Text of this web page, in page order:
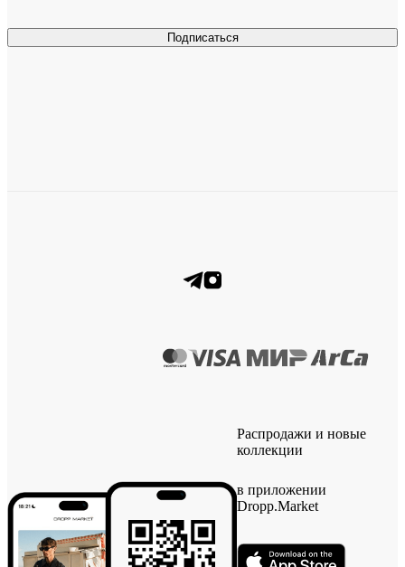
Подписаться
Распродажи и новые
коллекции
в приложении
Dropp.Market